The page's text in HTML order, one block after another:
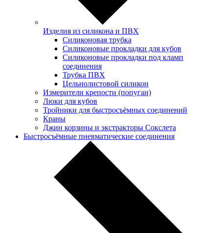
Изделия из силикона и ПВХ
Силиконовая трубка
Силиконовые прокладки для кубов
Силиконовые прокладки под кламп
соединения
Трубка ПВХ
Цельнолистовой силикон
Измерители крепости (попугаи)
Люки для кубов
Тройники для быстросъёмных соединений
Краны
Джин корзины и экстракторы Сокслета
Быстросъёмные пневматические соединения